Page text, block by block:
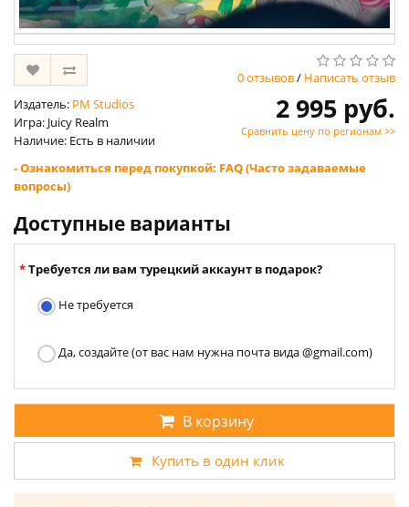
0 отзывов/ Написать отзыв
Издатель: PM Studios
Игра: Juicy Realm
Наличие: Есть в наличии
2 995 руб.
Сравнить цену по регионам >>
- Ознакомиться перед покупкой: FAQ (Часто задаваемые
вопросы)
Доступные варианты
Требуется ли вам турецкий аккаунт в подарок?
Не требуется
Да, создайте (от вас нам нужна почта вида @gmail.com)
В корзину
Купить в один клик